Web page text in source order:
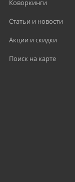
Коворкинги
Статьи и новости
Акции и скидки
Поиск на карте